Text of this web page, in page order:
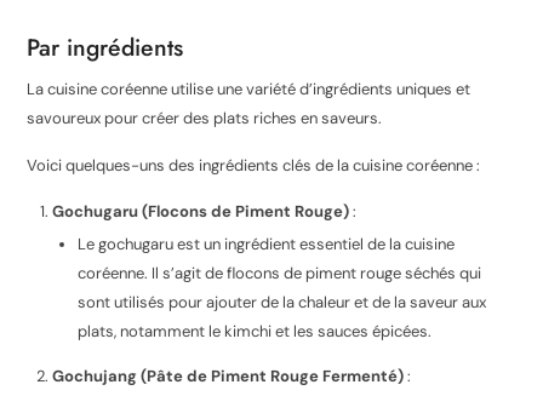
Par ingrédients
La cuisine coréenne utilise une variété d’ingrédients uniques et
savoureux pour créer des plats riches en saveurs.
Voici quelques-uns des ingrédients clés de la cuisine coréenne :
Gochugaru (Flocons de Piment Rouge):
Le gochugaru est un ingrédient essentiel de la cuisine
coréenne. Il s’agit de flocons de piment rouge séchés qui
sont utilisés pour ajouter de la chaleur et de la saveur aux
plats, notamment le kimchi et les sauces épicées.
Gochujang (Pâte de Piment Rouge Fermenté):